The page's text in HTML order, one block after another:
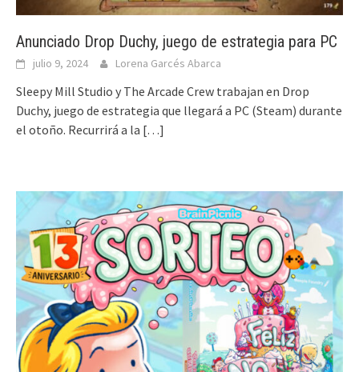
Anunciado Drop Duchy, juego de estrategia para PC
julio 9, 2024 Lorena Garcés Abarca
Sleepy Mill Studio y The Arcade Crew trabajan en Drop
Duchy, juego de estrategia que llegará a PC (Steam) durante
el otoño. Recurrirá a la […]